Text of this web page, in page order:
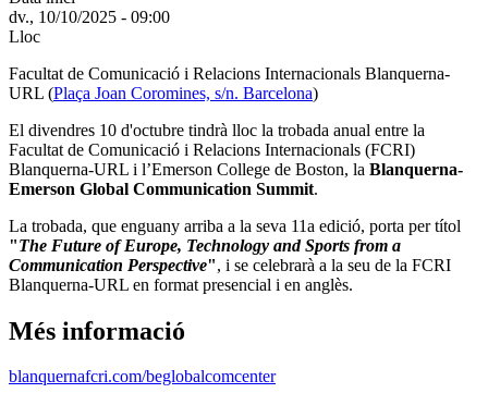
dv., 10/10/2025 - 09:00
Lloc
Facultat de Comunicació i Relacions Internacionals Blanquerna-
URL (Plaça Joan Coromines, s/n. Barcelona)
El divendres 10 d'octubre tindrà lloc la trobada anual entre la
Facultat de Comunicació i Relacions Internacionals (FCRI)
Blanquerna-URL i l’Emerson College de Boston, la Blanquerna-
Emerson Global Communication Summit.
La trobada, que enguany arriba a la seva 11a edició, porta per títol
"The Future of Europe, Technology and Sports from a
Communication Perspective", i se celebrarà a la seu de la FCRI
Blanquerna-URL en format presencial i en anglès.
Més informació
blanquernafcri.com/beglobalcomcenter